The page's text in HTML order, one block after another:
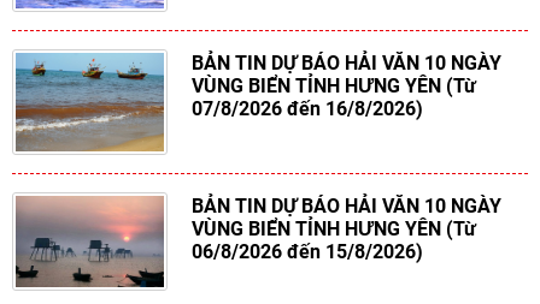
BẢN TIN DỰ BÁO HẢI VĂN 10 NGÀY
VÙNG BIỂN TỈNH HƯNG YÊN (Từ
07/8/2026 đến 16/8/2026)
BẢN TIN DỰ BÁO HẢI VĂN 10 NGÀY
VÙNG BIỂN TỈNH HƯNG YÊN (Từ
06/8/2026 đến 15/8/2026)